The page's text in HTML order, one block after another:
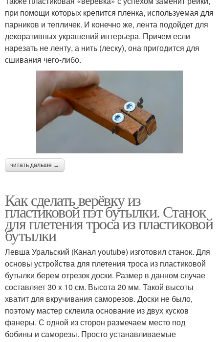
при помощи которых крепится пленка, используемая для
парников и тепличек. И конечно же, лента подойдет для
декоративных украшений интерьера. Причем если
нарезать не ленту, а нить (леску), она пригодится для
сшивания чего-либо.
читать дальше →
Как сделать верёвку из
пластиковой пэт бутылки. Станок
для плетения троса из пластиковой
бутылки
Левша Уральский (Канал youtube) изготовил станок. Для
основы устройства для плетения троса из пластиковой
бутылки берем отрезок доски. Размер в данном случае
составляет 30 x 10 см. Высота 20 мм. Такой высоты
хватит для вкручивания саморезов. Доски не было,
поэтому мастер склеила основание из двух кусков
фанеры. С одной из сторон размечаем место под
бобины и саморезы. Просто устанавливаемые